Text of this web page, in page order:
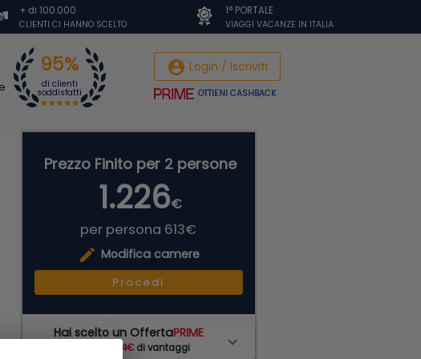
+ di 100.000
CLIENTI CI HANNO SCELTO
1° PORTALE
VIAGGI VACANZE IN ITALIA
account_circle Login / Iscriviti
OTTIENI CASHBACK
95%
di clienti
soddisfatti
Prezzo Finito per 2 persone
1.226€
per persona 613€
edit Modifica camere
Procedi
Hai scelto un OffertaPRIME
74€ di vantaggi